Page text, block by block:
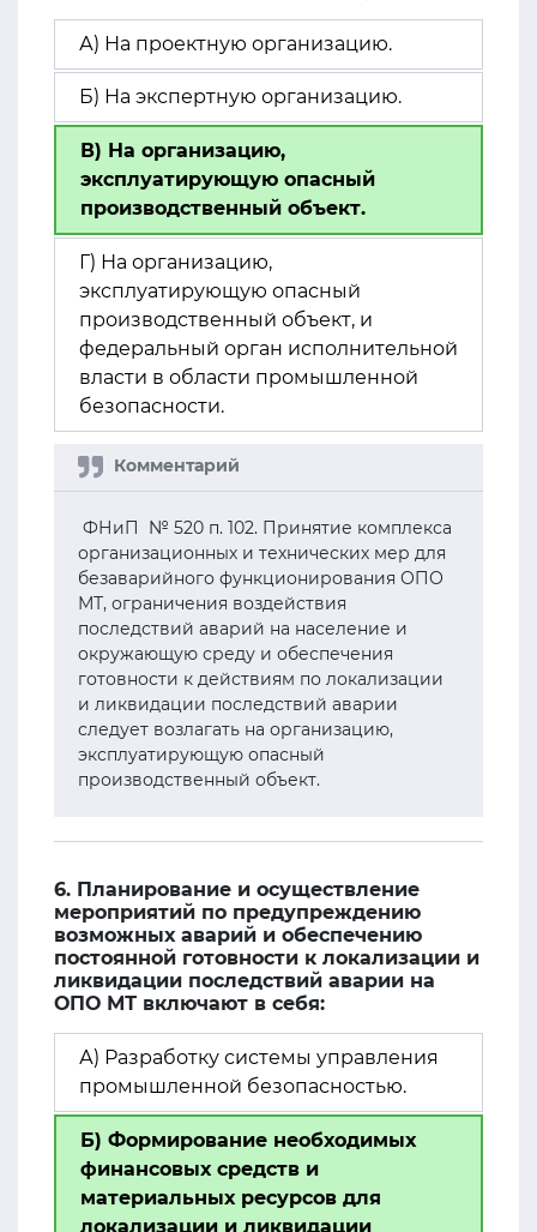
А) На проектную организацию.
Б) На экспертную организацию.
В) На организацию,
эксплуатирующую опасный
производственный объект.
Г) На организацию,
эксплуатирующую опасный
производственный объект, и
федеральный орган исполнительной
власти в области промышленной
безопасности.
ФНиП № 520 п. 102. Принятие комплекса
организационных и технических мер для
безаварийного функционирования ОПО
МТ, ограничения воздействия
последствий аварий на население и
окружающую среду и обеспечения
готовности к действиям по локализации
и ликвидации последствий аварии
следует возлагать на организацию,
эксплуатирующую опасный
производственный объект.
6. Планирование и осуществление
мероприятий по предупреждению
возможных аварий и обеспечению
постоянной готовности к локализации и
ликвидации последствий аварии на
ОПО МТ включают в себя:
А) Разработку системы управления
промышленной безопасностью.
Б) Формирование необходимых
финансовых средств и
материальных ресурсов для
локализации и ликвидации